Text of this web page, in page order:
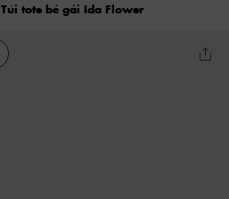
Túi tote bé gái Ida Flower